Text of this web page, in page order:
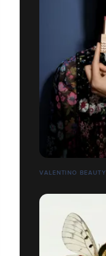
VALENTINO BEAUTY